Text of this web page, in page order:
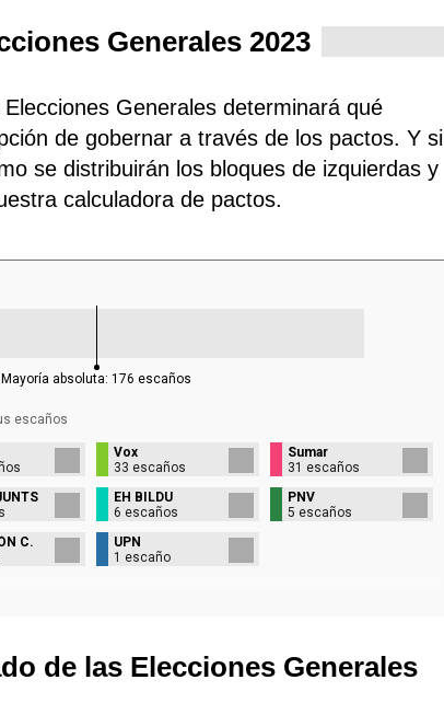
Generales 2023
Generales determinará qué
de gobernar a través de los pactos. Y si
se distribuirán los bloques de izquierdas y
calculadora de pactos.
Mayoría absoluta:176 escaños
escaños
Vox
33 escaños
Sumar
31 escaños
EH BILDU
6 escaños
PNV
5 escaños
C.
UPN
1 escaño
de las Elecciones Generales